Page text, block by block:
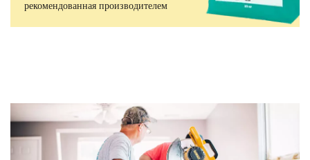
рекомендованная производителем